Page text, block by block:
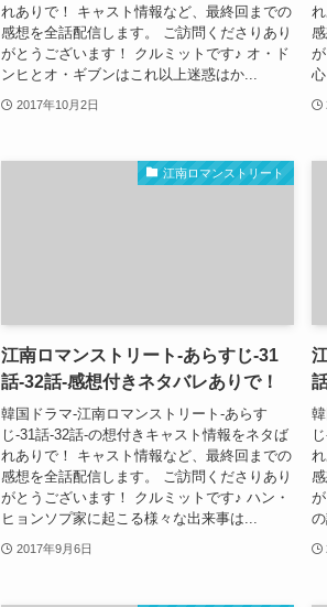
れありで！ キャスト情報など、最終回までの
感想を全話配信します。 ご訪問くださりあり
がとうございます！ クルミットです♪ オ・ド
ンヒとオ・ギブンはこれ以上迷惑はか...
2017年10月2日
江南ロマンストリート
江南ロマンストリート-あらすじ-31
話-32話-感想付きネタバレありで！
韓国ドラマ-江南ロマンストリート-あらす
じ-31話-32話-の想付きキャスト情報をネタば
れありで！ キャスト情報など、最終回までの
感想を全話配信します。 ご訪問くださりあり
がとうございます！ クルミットです♪ ハン・
ヒョンソプ家に起こる様々な出来事は...
2017年9月6日